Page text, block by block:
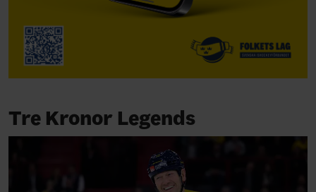
Tre Kronor Legends